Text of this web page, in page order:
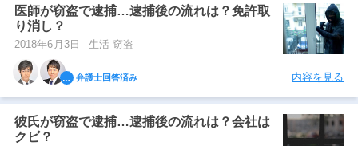
医師が窃盗で逮捕…逮捕後の流れは？免許取
り消し？
2018年6月3日 生活 窃盗
弁護士回答済み 内容を見る
彼氏が窃盗で逮捕…逮捕後の流れは？会社は
クビ？